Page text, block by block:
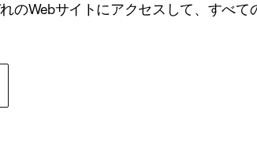
のWebサイトにアクセスして、すべ